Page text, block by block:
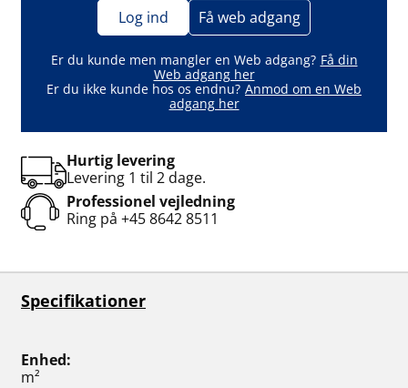
Log ind Få web adgang
Er du kunde men mangler en Web adgang? Få din
Web adgang her
Er du ikke kunde hos os endnu? Anmod om en Web
adgang her
Hurtig levering
Levering 1 til 2 dage.
Professionel vejledning
Ring på +45 8642 8511
Specifikationer
Enhed
m²